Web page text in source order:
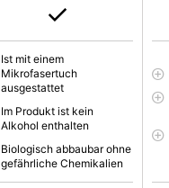
Ist mit einem
Mikrofasertuch
ausgestattet
Im Produkt ist kein
Alkohol enthalten
Biologisch abbaubar ohne
gefährliche Chemikalien